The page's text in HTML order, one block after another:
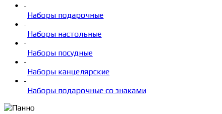
-
Наборы подарочные
-
Наборы настольные
-
Наборы посудные
-
Наборы канцелярские
-
Наборы подарочные со знаками